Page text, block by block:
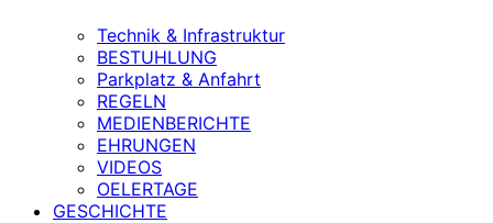
Technik & Infrastruktur
BESTUHLUNG
Parkplatz & Anfahrt
REGELN
MEDIENBERICHTE
EHRUNGEN
VIDEOS
OELERTAGE
GESCHICHTE